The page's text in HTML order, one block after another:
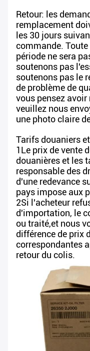
Retour: les
remplacement
les 30 jours
commande.
période ne sera
soutenons pas
soutenons pas le
de problème de
vous pensez avoir
veuillez nous
une photo claire
Tarifs douaniers
1Le prix de vente
douanières et les
responsable des
d'une redevance
pays impose aux
2Si l'acheteur
d'importation, le
ou traité,et nous
différence de prix
correspondantes
retour du colis.